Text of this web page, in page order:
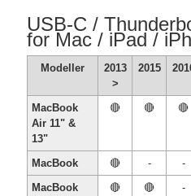
USB-C /
for Mac / iPad /
Modeller
2013
>
2015
MacBook
Air 11" &
13"
🔴 🔴 🔴
MacBook 🔴 - -
MacBook
🔴 🔴 -